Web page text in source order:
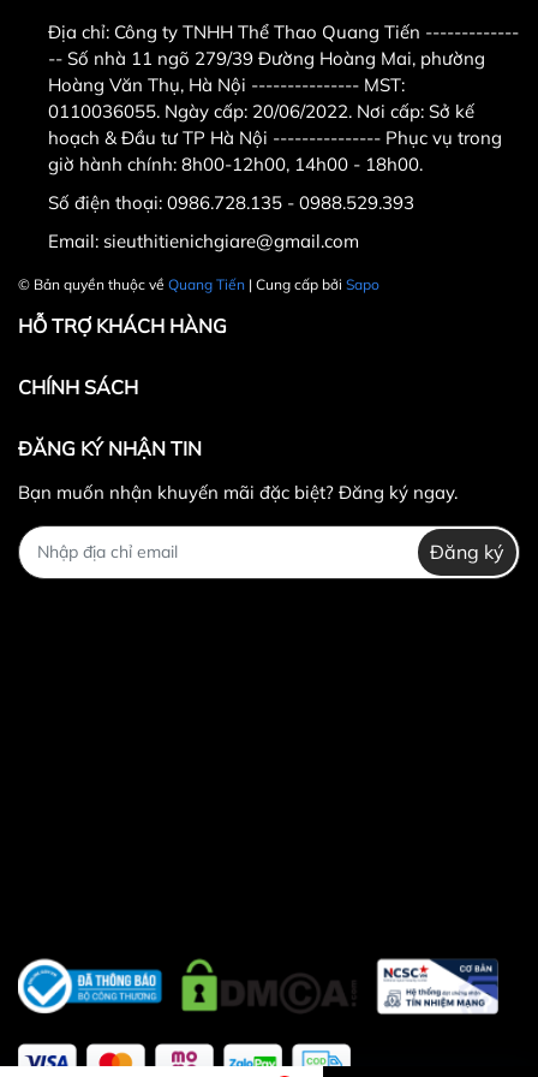
m
Khách hàng ở tỉnh xa mua
hàng vui lòng cọc trước ít tiền
vận chuyển hoặc chuyển
khoản
Địa chỉ: Công ty TNHH Thể Thao Quang Tiến -------------
-- Số nhà 11 ngõ 279/39 Đường Hoàng Mai, phường
Hoàng Văn Thụ, Hà Nội --------------- MST:
0110036055. Ngày cấp: 20/06/2022. Nơi cấp: Sở kế
hoạch & Đầu tư TP Hà Nội --------------- Phục vụ trong
giờ hành chính: 8h00-12h00, 14h00 - 18h00.
Số điện thoại: 0986.728.135 - 0988.529.393
Email: sieuthitienichgiare@gmail.com
© Bản quyền thuộc về Quang Tiến | Cung cấp bởi Sapo
HỖ TRỢ KHÁCH HÀNG
CHÍNH SÁCH
ĐĂNG KÝ NHẬN TIN
Bạn muốn nhận khuyến mãi đặc biệt? Đăng ký ngay.
Đăng ký